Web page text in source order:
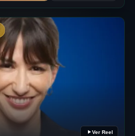
Ver Reel